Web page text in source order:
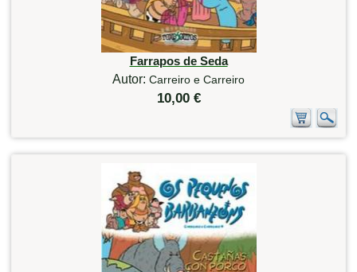
Farrapos de Seda
Autor: Carreiro e Carreiro
10,00 €